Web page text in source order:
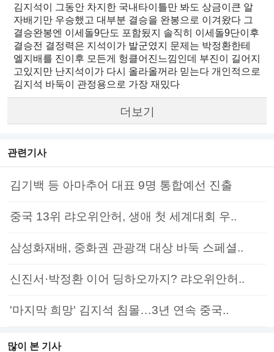
김지석이 그동안 차지한 국내타이틀만 봐도 상금이큰 알
자배기만 우승했고 대부분 결승을 완봉으로 이겨왔다 그
결승완봉엔 이세돌9단도 포함됬지 솔직히 이세돌9단이후
결승전 결정력은 지석이가 발군였지 문제는 박정환한테
엘지배를 진이후 모든게 헝클어진느낌인데 부진이 길어지
고있지만 난지석이가 다시 올라올꺼라 믿는다 개인적으로
김지석 바둑이 관정용으로 가장 재밌다
더보기
관련기사
김기백 등 아마추어 대표 9명 통합예선 진출
중국 13위 랴오위안허, 생애 첫 세계대회 우..
삼성화재배, 중화권 관광객 대상 바둑 스페셜..
신진서·박정환 이어 딩하오까지? 랴오위안허..
'마지막 희망' 김지석 침몰…3년 연속 중국..
많이 본 기사